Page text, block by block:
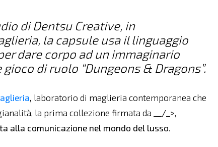
di Dentsu Creative, in
la capsule usa il linguaggio
dare corpo ad un immaginario
di ruolo “Dungeons & Dragons”.
, laboratorio di maglieria contemporanea che
la prima collezione firmata da __/_>,
alla comunicazione nel mondo del lusso.